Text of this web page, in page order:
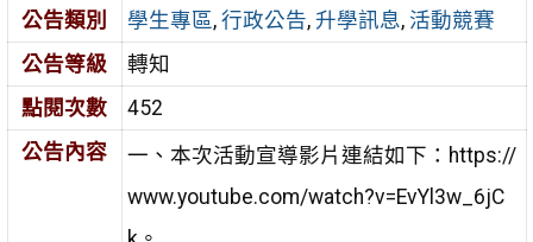
公告類別
學生專區, 行政公告, 升學訊息, 活動競賽
公告等級
轉知
點閱次數
452
公告內容
一、本次活動宣導影片連結如下：https://
www.youtube.com/watch?v=EvYl3w_6jC